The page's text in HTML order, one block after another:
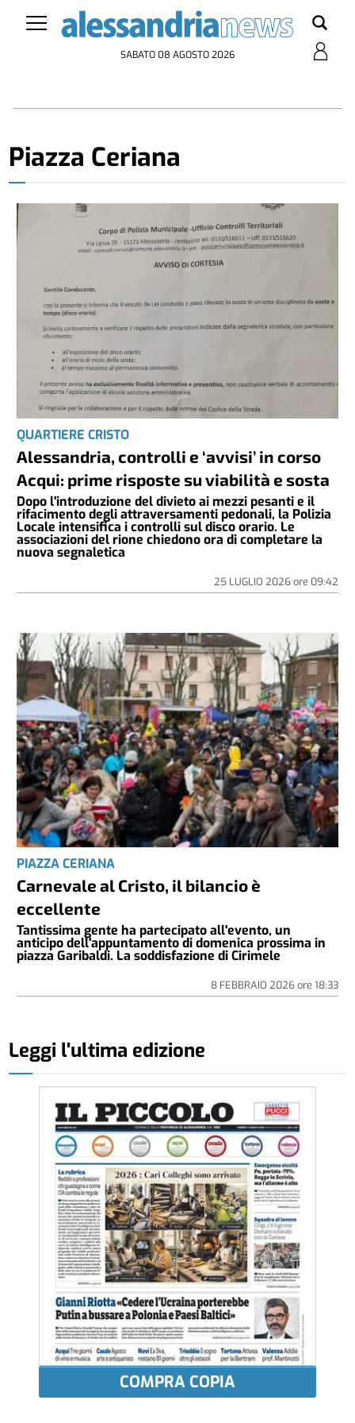
SABATO 08 AGOSTO 2026
Piazza Ceriana
QUARTIERE CRISTO
Alessandria, controlli e ‘avvisi’ in corso
Acqui: prime risposte su viabilità e sosta
Dopo l'introduzione del divieto ai mezzi pesanti e il
rifacimento degli attraversamenti pedonali, la Polizia
Locale intensifica i controlli sul disco orario. Le
associazioni del rione chiedono ora di completare la
nuova segnaletica
25 LUGLIO 2026ore 09:42
PIAZZA CERIANA
Carnevale al Cristo, il bilancio è
eccellente
Tantissima gente ha partecipato all'evento, un
anticipo dell'appuntamento di domenica prossima in
piazza Garibaldi. La soddisfazione di Cirimele
8 FEBBRAIO 2026ore 18:33
Leggi l'ultima edizione
COMPRA COPIA